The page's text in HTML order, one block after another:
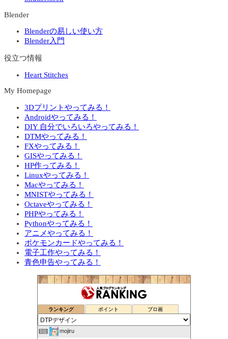
Blender
Blenderの易しい使い方
Blender入門
役立つ情報
Heart Stitches
My Homepage
3Dプリントやってみる！
Androidやってみる！
DIY 自分でいろいろやってみる！
DTMやってみる！
FXやってみる！
GISやってみる！
HP作ってみる！
Linuxやってみる！
Macやってみる！
MNISTやってみる！
Octaveやってみる！
PHPやってみる！
Pythonやってみる！
アニメやってみる！
ポケモンカードやってみる！
電子工作やってみる！
青色申告やってみる！
ランキング ポイント ブロ画
1位 mojiru